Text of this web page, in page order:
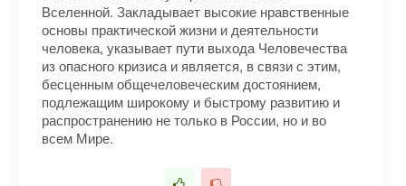
Вселенной. Закладывает высокие нравственные
основы практической жизни и деятельности
человека, указывает пути выхода Человечества
из опасного кризиса и является, в связи с этим,
бесценным общечеловеческим достоянием,
подлежащим широкому и быстрому развитию и
распространению не только в России, но и во
всем Мире.